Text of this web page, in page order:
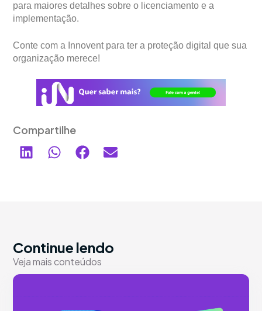
para maiores detalhes sobre o licenciamento e a
implementação.
Conte com a Innovent para ter a proteção digital que sua
organização merece!
Compartilhe
Continue lendo
Veja mais conteúdos